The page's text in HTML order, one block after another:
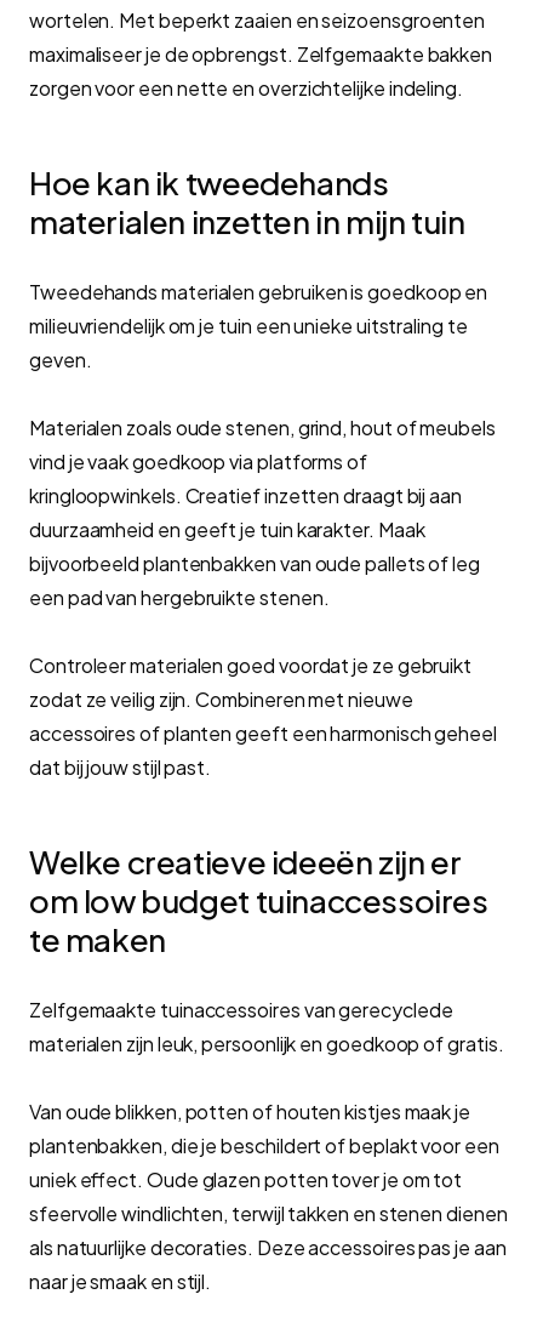
wortelen. Met beperkt zaaien en seizoensgroenten
maximaliseer je de opbrengst. Zelfgemaakte bakken
zorgen voor een nette en overzichtelijke indeling.
Hoe kan ik tweedehands
materialen inzetten in mijn tuin
Tweedehands materialen gebruiken is goedkoop en
milieuvriendelijk om je tuin een unieke uitstraling te
geven.
Materialen zoals oude stenen, grind, hout of meubels
vind je vaak goedkoop via platforms of
kringloopwinkels. Creatief inzetten draagt bij aan
duurzaamheid en geeft je tuin karakter. Maak
bijvoorbeeld plantenbakken van oude pallets of leg
een pad van hergebruikte stenen.
Controleer materialen goed voordat je ze gebruikt
zodat ze veilig zijn. Combineren met nieuwe
accessoires of planten geeft een harmonisch geheel
dat bij jouw stijl past.
Welke creatieve ideeën zijn er
om low budget tuinaccessoires
te maken
Zelfgemaakte tuinaccessoires van gerecyclede
materialen zijn leuk, persoonlijk en goedkoop of gratis.
Van oude blikken, potten of houten kistjes maak je
plantenbakken, die je beschildert of beplakt voor een
uniek effect. Oude glazen potten tover je om tot
sfeervolle windlichten, terwijl takken en stenen dienen
als natuurlijke decoraties. Deze accessoires pas je aan
naar je smaak en stijl.